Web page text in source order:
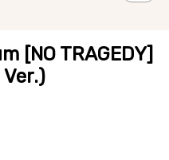
[NO TRAGEDY]
Ver.)